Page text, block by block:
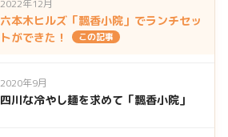
2022年12月
六本木ヒルズ「飄香小院」でランチセッ
トができた！
この記事
2020年9月
四川な冷やし麺を求めて「飄香小院」